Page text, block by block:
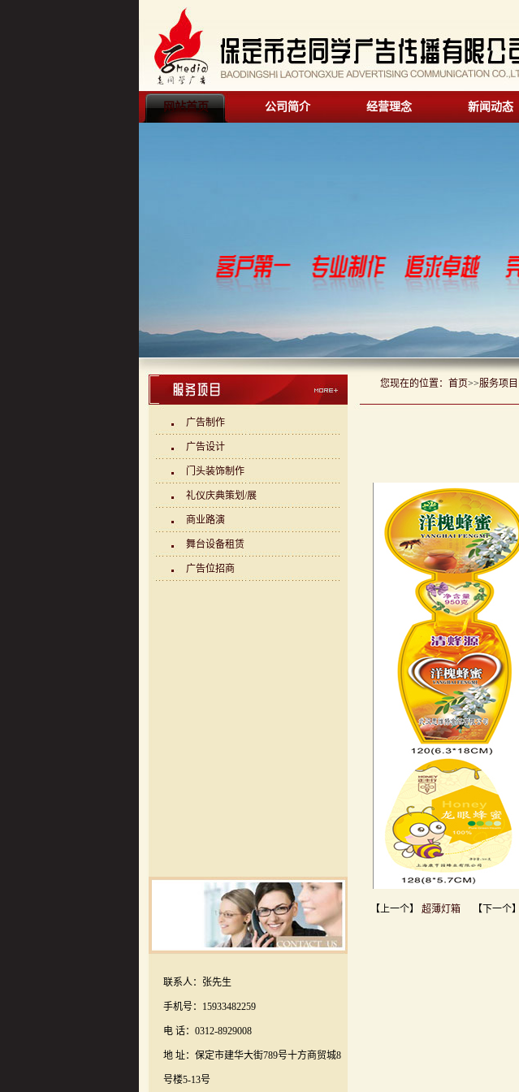
网站首页 公司简介 经营理念 新闻动态
广告制作
广告设计
门头装饰制作
礼仪庆典策划/展
商业路演
舞台设备租赁
广告位招商
联系人：张先生
手机号：15933482259
电 话：0312-8929008
地 址：保定市建华大街789号十方商贸城8
号楼5-13号
您现在的位置： 首页>>服务项目
【上一个】 超薄灯箱 【下一个】